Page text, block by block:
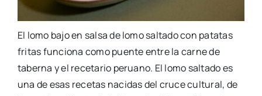
El lomo bajo en salsa de lomo saltado con patatas
fritas funciona como puente entre la carne de
taberna y el recetario peruano. El lomo saltado es
una de esas recetas nacidas del cruce cultural, de